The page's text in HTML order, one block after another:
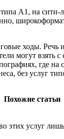
А1, на сити-
ходы. Речь
могут взять
где
без услуг
Похожие статьи
услуг